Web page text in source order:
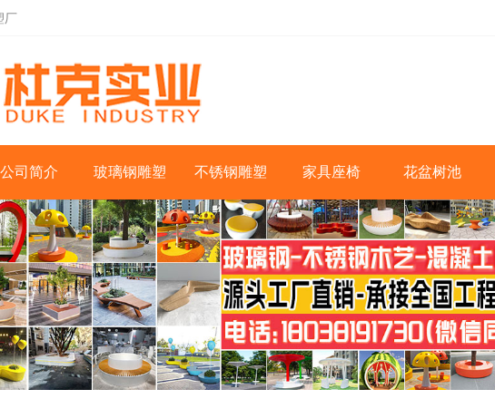
厂
公司简介 玻璃钢雕塑 不锈钢雕塑 家具座椅 花盆树池